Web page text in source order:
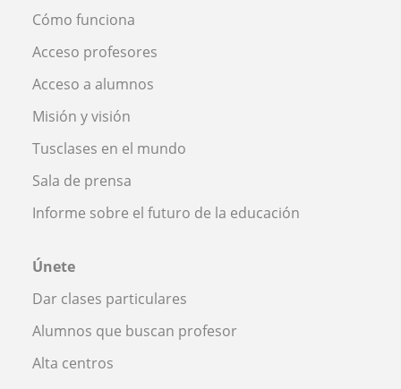
Cómo funciona
Acceso profesores
Acceso a alumnos
Misión y visión
Tusclases en el mundo
Sala de prensa
Informe sobre el futuro de la educación
Únete
Dar clases particulares
Alumnos que buscan profesor
Alta centros